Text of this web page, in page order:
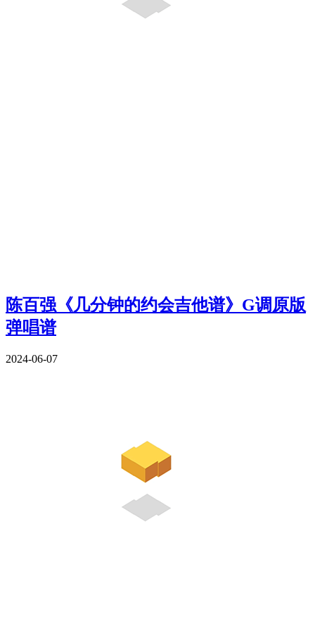
陈百强《几分钟的约会吉他谱》G调原版
弹唱谱
2024-06-07